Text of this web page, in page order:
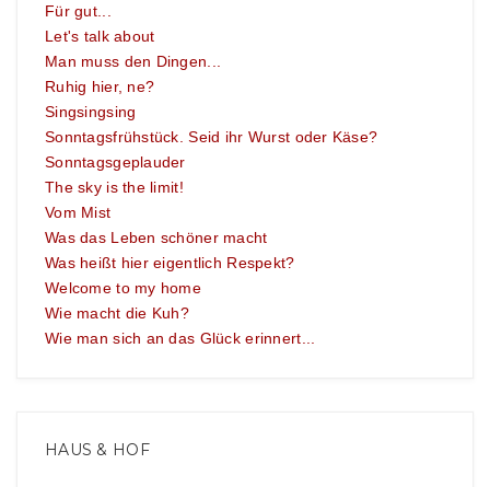
Für gut...
Let's talk about
Man muss den Dingen...
Ruhig hier, ne?
Singsingsing
Sonntagsfrühstück. Seid ihr Wurst oder Käse?
Sonntagsgeplauder
The sky is the limit!
Vom Mist
Was das Leben schöner macht
Was heißt hier eigentlich Respekt?
Welcome to my home
Wie macht die Kuh?
Wie man sich an das Glück erinnert...
HAUS & HOF